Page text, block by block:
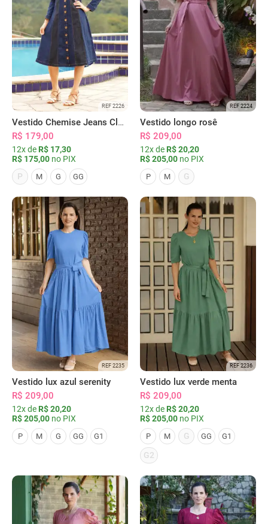
REF 2226
Vestido Chemise Jeans Clássica Serena
R$ 179,00
12x de R$ 17,30
R$ 175,00 no PIX
P
M G GG
REF 2224
Vestido longo rosê
R$ 209,00
12x de R$ 20,20
R$ 205,00 no PIX
P M G
REF 2235
Vestido lux azul serenity
R$ 209,00
12x de R$ 20,20
R$ 205,00 no PIX
P M G GG G1
REF 2236
Vestido lux verde menta
R$ 209,00
12x de R$ 20,20
R$ 205,00 no PIX
P M G GG G1
G2